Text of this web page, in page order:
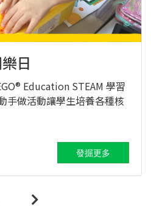
日
Education STEAM 學習
手做活動讓學生培養各種核
發掘更多